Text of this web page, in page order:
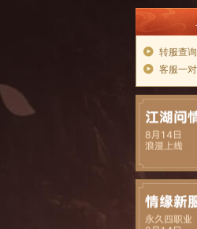
转服查询
客服一